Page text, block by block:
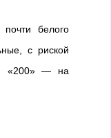
почти белого
с риской
«200» — на